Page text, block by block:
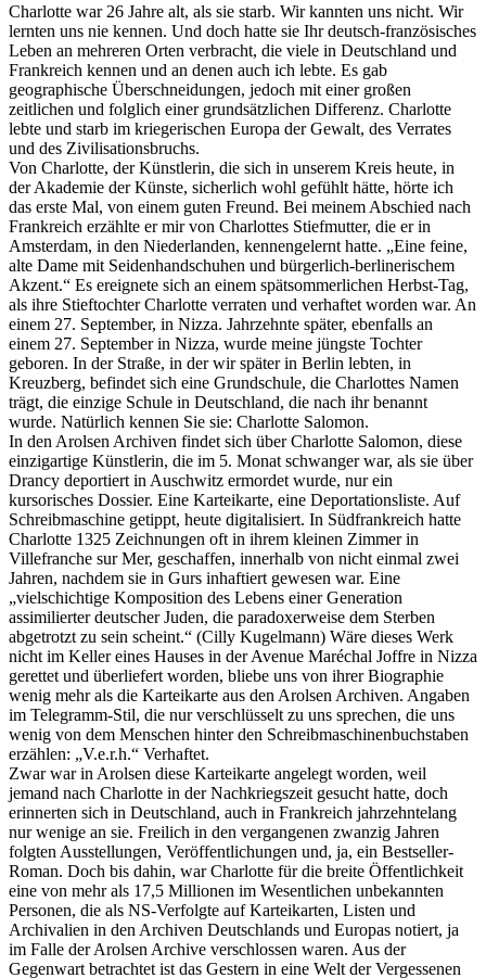
Charlotte war 26 Jahre alt, als sie starb. Wir kannten uns nicht. Wir
lernten uns nie kennen. Und doch hatte sie Ihr deutsch-französisches
Leben an mehreren Orten verbracht, die viele in Deutschland und
Frankreich kennen und an denen auch ich lebte. Es gab
geographische Überschneidungen, jedoch mit einer großen
zeitlichen und folglich einer grundsätzlichen Differenz. Charlotte
lebte und starb im kriegerischen Europa der Gewalt, des Verrates
und des Zivilisationsbruchs.
Von Charlotte, der Künstlerin, die sich in unserem Kreis heute, in
der Akademie der Künste, sicherlich wohl gefühlt hätte, hörte ich
das erste Mal, von einem guten Freund. Bei meinem Abschied nach
Frankreich erzählte er mir von Charlottes Stiefmutter, die er in
Amsterdam, in den Niederlanden, kennengelernt hatte. „Eine feine,
alte Dame mit Seidenhandschuhen und bürgerlich-berlinerischem
Akzent.“ Es ereignete sich an einem spätsommerlichen Herbst-Tag,
als ihre Stieftochter Charlotte verraten und verhaftet worden war. An
einem 27. September, in Nizza. Jahrzehnte später, ebenfalls an
einem 27. September in Nizza, wurde meine jüngste Tochter
geboren. In der Straße, in der wir später in Berlin lebten, in
Kreuzberg, befindet sich eine Grundschule, die Charlottes Namen
trägt, die einzige Schule in Deutschland, die nach ihr benannt
wurde. Natürlich kennen Sie sie: Charlotte Salomon.
In den Arolsen Archiven findet sich über Charlotte Salomon, diese
einzigartige Künstlerin, die im 5. Monat schwanger war, als sie über
Drancy deportiert in Auschwitz ermordet wurde, nur ein
kursorisches Dossier. Eine Karteikarte, eine Deportationsliste. Auf
Schreibmaschine getippt, heute digitalisiert. In Südfrankreich hatte
Charlotte 1325 Zeichnungen oft in ihrem kleinen Zimmer in
Villefranche sur Mer, geschaffen, innerhalb von nicht einmal zwei
Jahren, nachdem sie in Gurs inhaftiert gewesen war. Eine
„vielschichtige Komposition des Lebens einer Generation
assimilierter deutscher Juden, die paradoxerweise dem Sterben
abgetrotzt zu sein scheint.“ (Cilly Kugelmann) Wäre dieses Werk
nicht im Keller eines Hauses in der Avenue Maréchal Joffre in Nizza
gerettet und überliefert worden, bliebe uns von ihrer Biographie
wenig mehr als die Karteikarte aus den Arolsen Archiven. Angaben
im Telegramm-Stil, die nur verschlüsselt zu uns sprechen, die uns
wenig von dem Menschen hinter den Schreibmaschinenbuchstaben
erzählen: „V.e.r.h.“ Verhaftet.
Zwar war in Arolsen diese Karteikarte angelegt worden, weil
jemand nach Charlotte in der Nachkriegszeit gesucht hatte, doch
erinnerten sich in Deutschland, auch in Frankreich jahrzehntelang
nur wenige an sie. Freilich in den vergangenen zwanzig Jahren
folgten Ausstellungen, Veröffentlichungen und, ja, ein Bestseller-
Roman. Doch bis dahin, war Charlotte für die breite Öffentlichkeit
eine von mehr als 17,5 Millionen im Wesentlichen unbekannten
Personen, die als NS-Verfolgte auf Karteikarten, Listen und
Archivalien in den Archiven Deutschlands und Europas notiert, ja
im Falle der Arolsen Archive verschlossen waren. Aus der
Gegenwart betrachtet ist das Gestern in eine Welt der Vergessenen